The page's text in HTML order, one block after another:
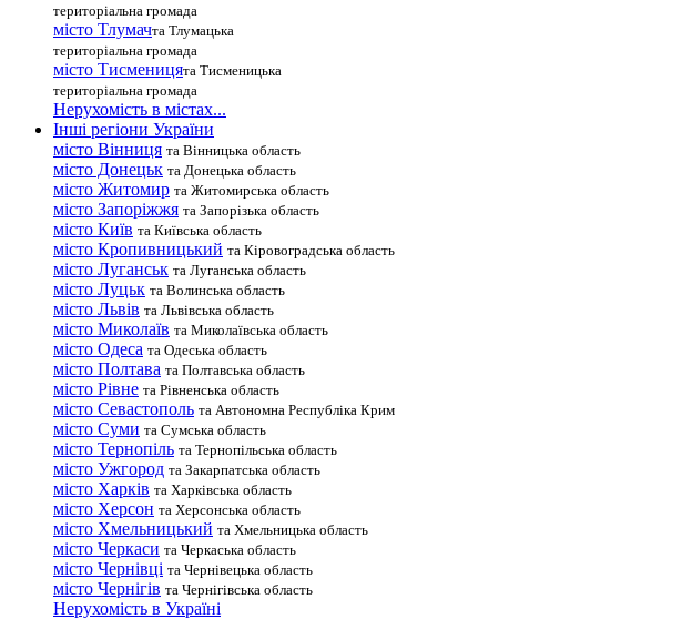
територіальна громада
місто Тлумачта Тлумацька
територіальна громада
місто Тисменицята Тисменицька
територіальна громада
Нерухомість в містах...
Інші регіони України
місто Вінниця та Вінницька область
місто Донецьк та Донецька область
місто Житомир та Житомирська область
місто Запоріжжя та Запорізька область
місто Київ та Київська область
місто Кропивницький та Кіровоградська область
місто Луганськ та Луганська область
місто Луцьк та Волинська область
місто Львів та Львівська область
місто Миколаїв та Миколаївська область
місто Одеса та Одеська область
місто Полтава та Полтавська область
місто Рівне та Рівненська область
місто Севастополь та Автономна Республіка Крим
місто Суми та Сумська область
місто Тернопіль та Тернопільська область
місто Ужгород та Закарпатська область
місто Харків та Харківська область
місто Херсон та Херсонська область
місто Хмельницький та Хмельницька область
місто Черкаси та Черкаська область
місто Чернівці та Чернівецька область
місто Чернігів та Чернігівська область
Нерухомість в Україні